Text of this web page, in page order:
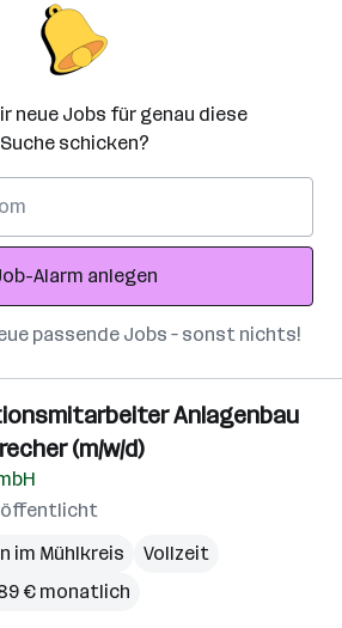
neue Jobs für genau diese
Suche schicken?
Alarm anlegen
passende Jobs – sonst nichts!
Anlagenbau
(m/w/d)
im Mühlkreis
Vollzeit
€ monatlich